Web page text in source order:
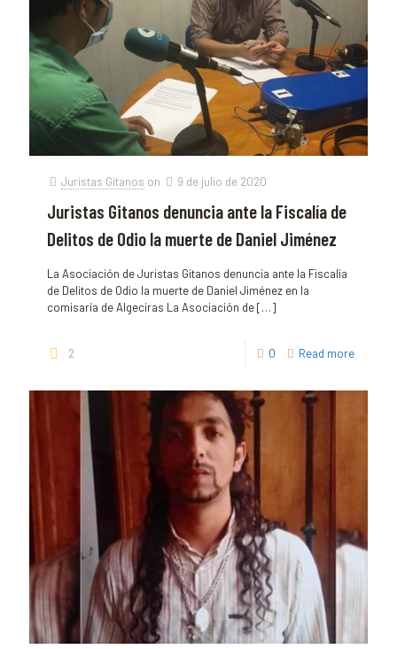
Juristas Gitanos on 9 de julio de 2020
Juristas Gitanos denuncia ante la Fiscalía de
Delitos de Odio la muerte de Daniel Jiménez
La Asociación de Juristas Gitanos denuncia ante la Fiscalía
de Delitos de Odio la muerte de Daniel Jiménez en la
comisaría de Algeciras La Asociación de[…]
2 0 Read more